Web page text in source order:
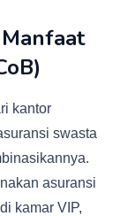
kantor
swasta
asuransi
kamar VIP,